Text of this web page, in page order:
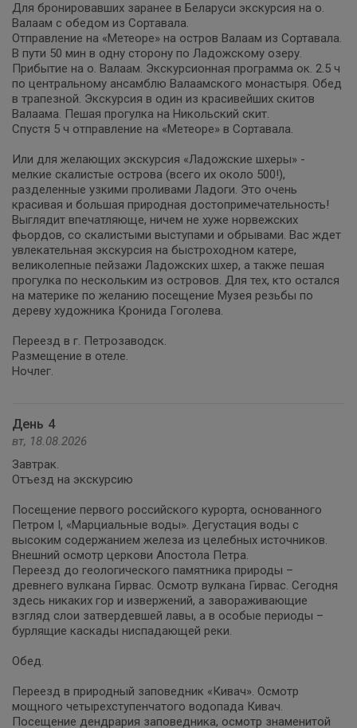
Для бронировавших заранее в Беларуси экскурсия на о.
Валаам с обедом из Сортавала.
Отправление на «Метеоре» на остров Валаам из Сортавала.
В пути 50 мин в одну сторону по Ладожскому озеру.
Прибытие на о. Валаам. Экскурсионная программа ок. 2.5 ч
по центральному ансамблю Валаамского монастыря. Обед
в трапезной. Экскурсия в один из красивейших скитов
Валаама. Пешая прогулка на Никольский скит.
Спустя 5 ч отправление на «Метеоре» в Сортавала.
Или для желающих экскурсия «Ладожские шхеры» -
мелкие скалистые острова (всего их около 500!),
разделенные узкими проливами Ладоги. Это очень
красивая и большая природная достопримечательность!
Выглядит впечатляюще, ничем не хуже норвежских
фьордов, со скалистыми выступами и обрывами. Вас ждет
увлекательная экскурсия на быстроходном катере,
великолепные пейзажи Ладожских шхер, а также пешая
прогулка по нескольким из островов. Для тех, кто остался
на материке по желанию посещение Музея резьбы по
дереву художника Кронида Гоголева.
Переезд в г. Петрозаводск.
Размещение в отеле.
Ночлег.
День 4
вт, 18.08.2026
Завтрак.
Отъезд на экскурсию
Посещение первого российского курорта, основанного
Петром I, «Марциальные воды». Дегустация воды с
высоким содержанием железа из целебных источников.
Внешний осмотр церкови Апостола Петра.
Переезд до геологического памятника природы –
древнего вулкана Гирвас. Осмотр вулкана Гирвас. Сегодня
здесь никаких гор и извержений, а завораживающие
взгляд слои затвердевшей лавы, а в особые периоды –
бурлящие каскады ниспадающей реки.
Обед.
Переезд в природный заповедник «Кивач». Осмотр
мощного четырехступенчатого водопада Кивач.
Посещение дендрария заповедника, осмотр знаменитой